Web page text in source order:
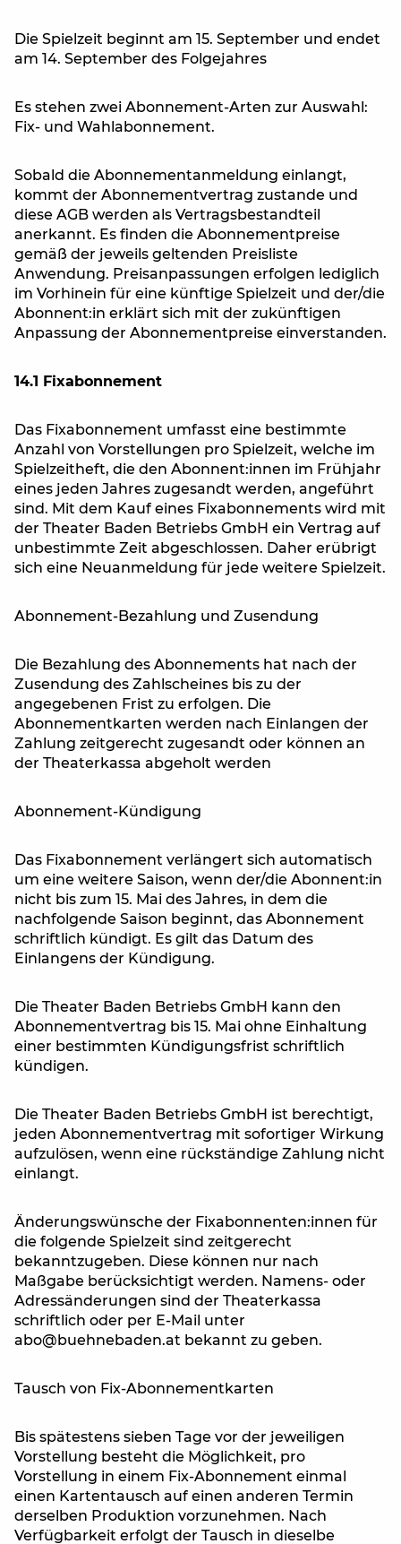
Die Spielzeit beginnt am 15. September und endet
am 14. September des Folgejahres
Es stehen zwei Abonnement-Arten zur Auswahl:
Fix- und Wahlabonnement.
Sobald die Abonnementanmeldung einlangt,
kommt der Abonnementvertrag zustande und
diese AGB werden als Vertragsbestandteil
anerkannt. Es finden die Abonnementpreise
gemäß der jeweils geltenden Preisliste
Anwendung. Preisanpassungen erfolgen lediglich
im Vorhinein für eine künftige Spielzeit und der/die
Abonnent:in erklärt sich mit der zukünftigen
Anpassung der Abonnementpreise einverstanden.
14.1 Fixabonnement
Das Fixabonnement umfasst eine bestimmte
Anzahl von Vorstellungen pro Spielzeit, welche im
Spielzeitheft, die den Abonnent:innen im Frühjahr
eines jeden Jahres zugesandt werden, angeführt
sind. Mit dem Kauf eines Fixabonnements wird mit
der Theater Baden Betriebs GmbH ein Vertrag auf
unbestimmte Zeit abgeschlossen. Daher erübrigt
sich eine Neuanmeldung für jede weitere Spielzeit.
Abonnement-Bezahlung und Zusendung
Die Bezahlung des Abonnements hat nach der
Zusendung des Zahlscheines bis zu der
angegebenen Frist zu erfolgen. Die
Abonnementkarten werden nach Einlangen der
Zahlung zeitgerecht zugesandt oder können an
der Theaterkassa abgeholt werden
Abonnement-Kündigung
Das Fixabonnement verlängert sich automatisch
um eine weitere Saison, wenn der/die Abonnent:in
nicht bis zum 15. Mai des Jahres, in dem die
nachfolgende Saison beginnt, das Abonnement
schriftlich kündigt. Es gilt das Datum des
Einlangens der Kündigung.
Die Theater Baden Betriebs GmbH kann den
Abonnementvertrag bis 15. Mai ohne Einhaltung
einer bestimmten Kündigungsfrist schriftlich
kündigen.
Die Theater Baden Betriebs GmbH ist berechtigt,
jeden Abonnementvertrag mit sofortiger Wirkung
aufzulösen, wenn eine rückständige Zahlung nicht
einlangt.
Änderungswünsche der Fixabonnenten:innen für
die folgende Spielzeit sind zeitgerecht
bekanntzugeben. Diese können nur nach
Maßgabe berücksichtigt werden. Namens- oder
Adressänderungen sind der Theaterkassa
schriftlich oder per E-Mail unter
abo@buehnebaden.at bekannt zu geben.
Tausch von Fix-Abonnementkarten
Bis spätestens sieben Tage vor der jeweiligen
Vorstellung besteht die Möglichkeit, pro
Vorstellung in einem Fix-Abonnement einmal
einen Kartentausch auf einen anderen Termin
derselben Produktion vorzunehmen. Nach
Verfügbarkeit erfolgt der Tausch in dieselbe